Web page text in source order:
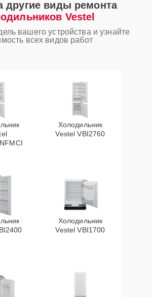
другие виды ремонта
Vestel
вашего устройства и узнайте
всех видов работ
Холодильник
Vestel VBI2760
Холодильник
Vestel VBI1700